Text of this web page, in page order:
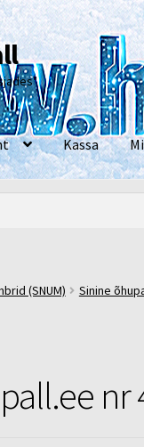
Kassa
(SNUM) Sinine
nr